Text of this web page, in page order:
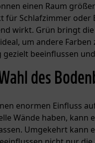
einen Raum
für Schlafzimmer
wirkt. Grün bringt
um andere
beeinflussen
des
enormen Einfluss
Wände haben,
Umgekehrt